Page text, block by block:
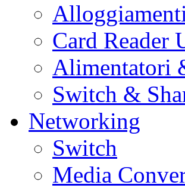
Card Reader
Alimentatori
Switch &
Networking
Switch
Media